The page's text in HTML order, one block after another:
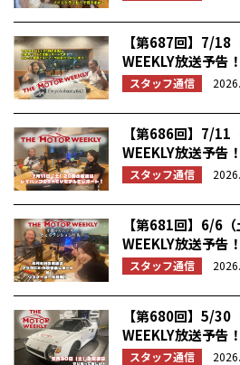
【第687回】7/18
WEEKLY放送予告！
スタッフ通信
【第686回】7/11
WEEKLY放送予告！
スタッフ通信
【第681回】6/6
WEEKLY放送予告！
スタッフ通信
【第680回】5/30
WEEKLY放送予告！
スタッフ通信